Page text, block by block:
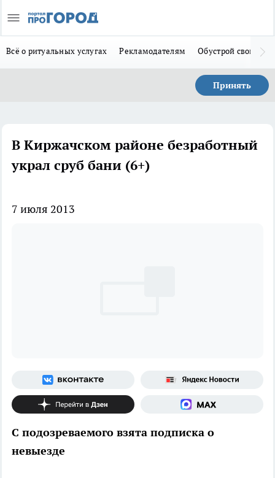
Всё о ритуальных услугах Рекламодателям Обустрой свой дом
Принять
В Киржачском районе безработный
украл сруб бани (6+)
7 июля 2013
С подозреваемого взята подписка о
невыезде